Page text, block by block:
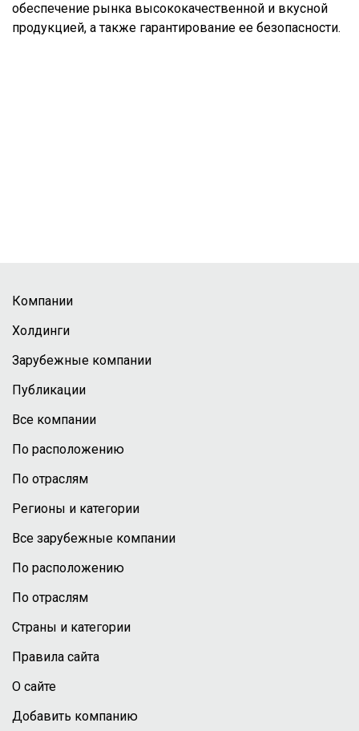
обеспечение рынка высококачественной и вкусной
продукцией, а также гарантирование ее безопасности.
Компании
Холдинги
Зарубежные компании
Публикации
Все компании
По расположению
По отраслям
Регионы и категории
Все зарубежные компании
По расположению
По отраслям
Страны и категории
Правила сайта
О сайте
Добавить компанию